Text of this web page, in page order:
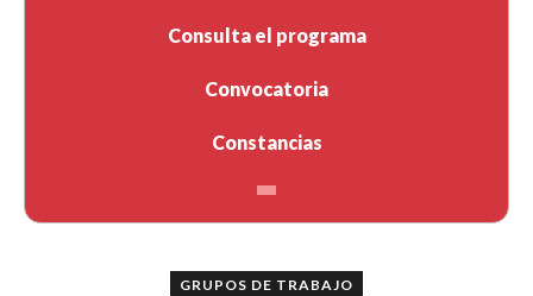
Consulta el programa
Convocatoria
Constancias
GRUPOS DE TRABAJO